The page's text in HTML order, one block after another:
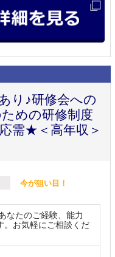
り♪研修会への
めの研修制度
需★＜高年収＞
今が狙い目！
なたのご経験、能力
。お気軽にご相談くだ